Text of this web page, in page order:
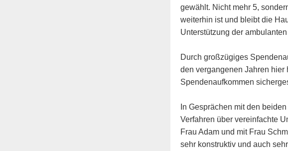
gewählt. Nicht mehr 5,
weiterhin ist und bleibt die
Unterstützung der
Durch großzügiges
den vergangenen Jahren hier
Spendenaufkommen
In Gesprächen mit den
Verfahren über vereinfachte
Frau Adam und mit Frau
sehr konstruktiv und auch